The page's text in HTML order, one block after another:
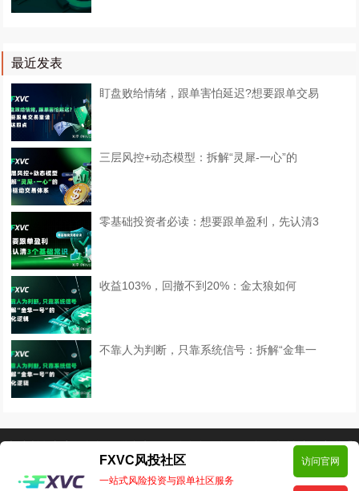
最近发表
盯盘败给情绪，跟单害怕延迟?想要跟单交易
三层风控+动态模型：拆解“灵犀-一心”的
零基础投资者必读：想要跟单盈利，先认清3
收益103%，回撤不到20%：金太狼如何
不靠人为判断，只靠系统信号：拆解“金隼一
本站所有文章、数据仅供参考，风险自负。如侵犯您的权益请移步联系
我们！邮箱:support@fxvc.net
Copyright © 2024 FXVC社区 版权所有Powered by EyouCms备案
FXVC风投社区
一站式风险投资与跟单社区服务
访问官网